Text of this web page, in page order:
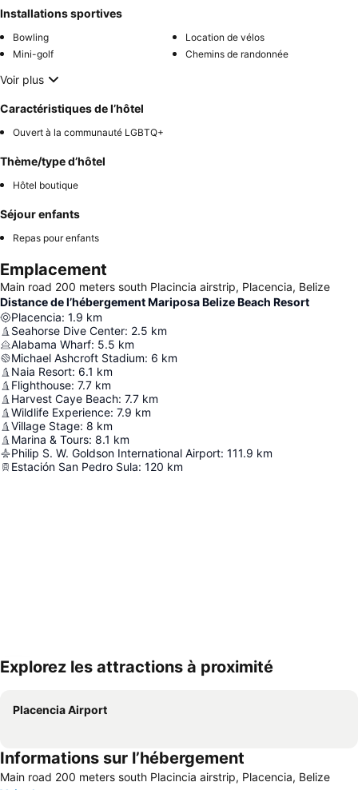
Installations sportives
Bowling
Location de vélos
Mini-golf
Chemins de randonnée
Voir plus
Caractéristiques de l’hôtel
Ouvert à la communauté LGBTQ+
Thème/type d’hôtel
Hôtel boutique
Séjour enfants
Repas pour enfants
Emplacement
Main road 200 meters south Placincia airstrip, Placencia, Belize
Distance de l’hébergement Mariposa Belize Beach Resort
Placencia: 1.9 km
Seahorse Dive Center: 2.5 km
Alabama Wharf: 5.5 km
Michael Ashcroft Stadium: 6 km
Naia Resort: 6.1 km
Flighthouse: 7.7 km
Harvest Caye Beach: 7.7 km
Wildlife Experience: 7.9 km
Village Stage: 8 km
Marina & Tours: 8.1 km
Philip S. W. Goldson International Airport: 111.9 km
Estación San Pedro Sula: 120 km
Explorez les attractions à proximité
Placencia Airport
Informations sur l’hébergement
Main road 200 meters south Placincia airstrip, Placencia, Belize